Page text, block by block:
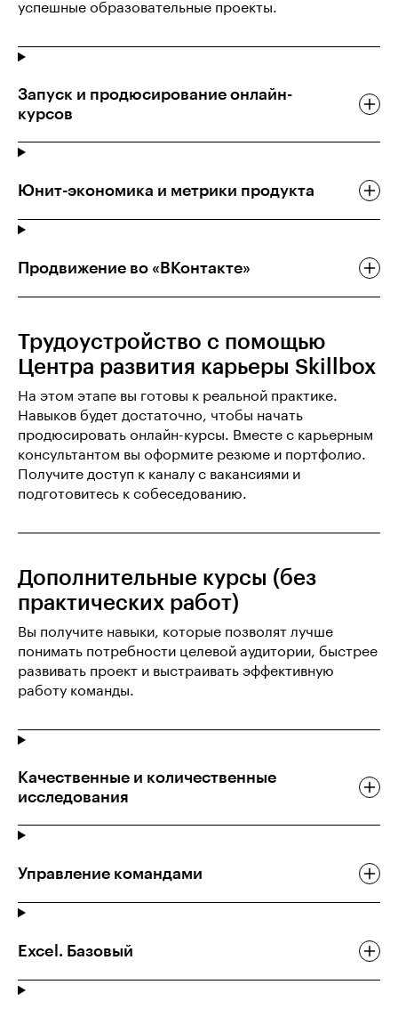
успешные образовательные проекты.
Запуск и продюсирование онлайн-
курсов
Юнит-экономика и метрики продукта
Продвижение во «ВКонтакте»
Трудоустройство с помощью
Центра развития карьеры Skillbox
На этом этапе вы готовы к реальной практике.
Навыков будет достаточно, чтобы начать
продюсировать онлайн-курсы. Вместе с карьерным
консультантом вы оформите резюме и портфолио.
Получите доступ к каналу с вакансиями и
подготовитесь к собеседованию.
Дополнительные курсы (без
практических работ)
Вы получите навыки, которые позволят лучше
понимать потребности целевой аудитории, быстрее
развивать проект и выстраивать эффективную
работу команды.
Качественные и количественные
исследования
Управление командами
Excel. Базовый